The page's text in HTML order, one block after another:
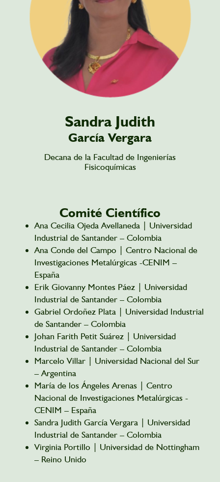
Sandra Judith
García Vergara
Decana de la Facultad de Ingenierías
Fisicoquímicas
Comité Científico
Ana Cecilia Ojeda Avellaneda | Universidad
Industrial de Santander – Colombia
Ana Conde del Campo | Centro Nacional de
Investigaciones Metalúrgicas -CENIM –
España
Erik Giovanny Montes Páez | Universidad
Industrial de Santander – Colombia
Gabriel Ordoñez Plata | Universidad Industrial
de Santander – Colombia
Johan Farith Petit Suárez | Universidad
Industrial de Santander – Colombia
Marcelo Villar | Universidad Nacional del Sur
– Argentina
María de los Ángeles Arenas | Centro
Nacional de Investigaciones Metalúrgicas -
CENIM – España
Sandra Judith García Vergara | Universidad
Industrial de Santander – Colombia
Virginia Portillo | Universidad de Nottingham
– Reino Unido